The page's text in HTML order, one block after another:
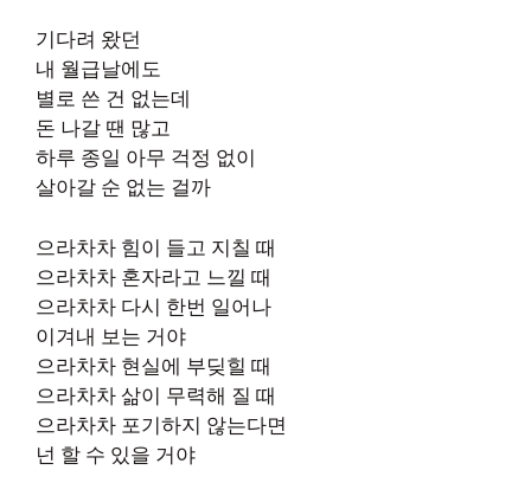
기다려 왔던
내 월급날에도
별로 쓴 건 없는데
돈 나갈 땐 많고
하루 종일 아무 걱정 없이
살아갈 순 없는 걸까
으라차차 힘이 들고 지칠 때
으라차차 혼자라고 느낄 때
으라차차 다시 한번 일어나
이겨내 보는 거야
으라차차 현실에 부딪힐 때
으라차차 삶이 무력해 질 때
으라차차 포기하지 않는다면
넌 할 수 있을 거야